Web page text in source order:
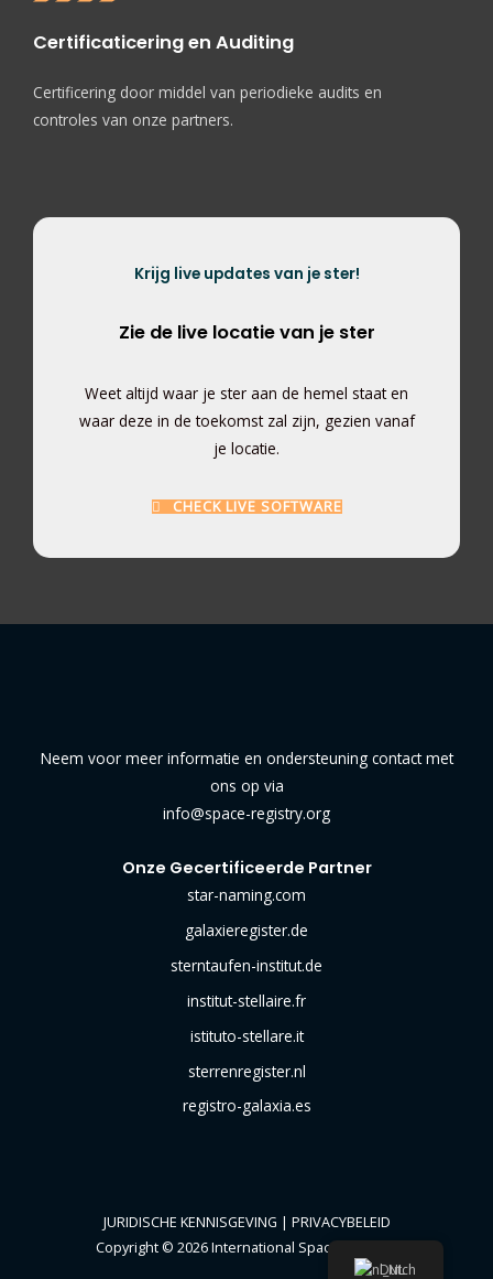
Certificaticering en Auditing
Certificering door middel van periodieke audits en
controles van onze partners.
Krijg live updates van je ster!
Zie de live locatie van je ster
Weet altijd waar je ster aan de hemel staat en
waar deze in de toekomst zal zijn, gezien vanaf
je locatie.
CHECK LIVE SOFTWARE
Neem voor meer informatie en ondersteuning contact met
ons op via
info@space-registry.org
Onze Gecertificeerde Partner
star-naming.com
galaxieregister.de
sterntaufen-institut.de
institut-stellaire.fr
istituto-stellare.it
sterrenregister.nl
registro-galaxia.es
JURIDISCHE KENNISGEVING | PRIVACYBELEID
Copyright © 2026 International Space Registry
Dutch